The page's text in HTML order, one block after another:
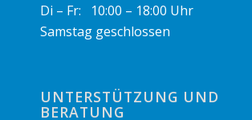
Di – Fr: 10:00 – 18:00 Uhr
Samstag geschlossen
UNTERSTÜTZUNG UND
BERATUNG